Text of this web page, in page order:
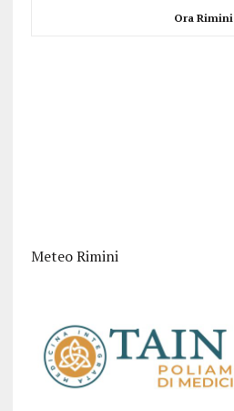
Ora Rimini
Meteo Rimini